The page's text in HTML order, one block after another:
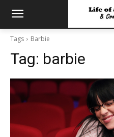
Tags Barbie
Tag: barbie